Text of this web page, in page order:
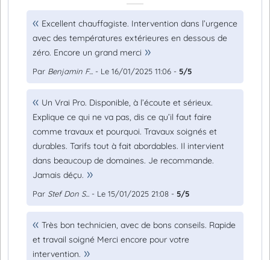
Excellent chauffagiste. Intervention dans l’urgence
avec des températures extérieures en dessous de
zéro. Encore un grand merci
Par Benjamin F... - Le 16/01/2025 11:06 - 5/5
Un Vrai Pro. Disponible, à l’écoute et sérieux.
Explique ce qui ne va pas, dis ce qu’il faut faire
comme travaux et pourquoi. Travaux soignés et
durables. Tarifs tout à fait abordables. Il intervient
dans beaucoup de domaines. Je recommande.
Jamais déçu.
Par Stef Don S... - Le 15/01/2025 21:08 - 5/5
Très bon technicien, avec de bons conseils. Rapide
et travail soigné Merci encore pour votre
intervention.